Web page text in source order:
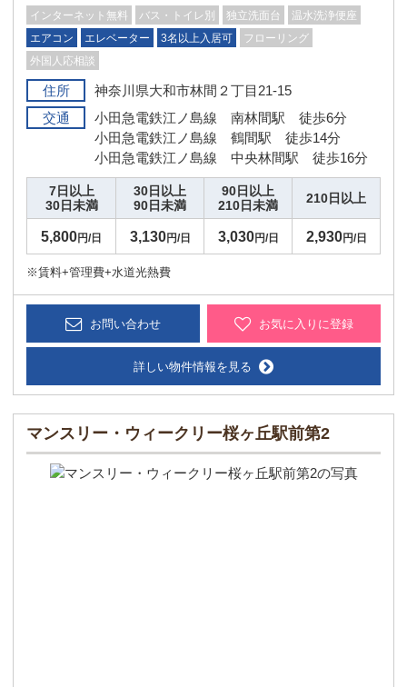
インターネット無料 バス・トイレ別 独立洗面台
温水洗浄便座
エアコン
エレベーター 3名以上入居可
フローリング
外国人応相談
住所
神奈川県大和市林間２丁目21-15
交通
小田急電鉄江ノ島線 南林間駅 徒歩6分
小田急電鉄江ノ島線 鶴間駅 徒歩14分
小田急電鉄江ノ島線 中央林間駅 徒歩16分
7日以上
30日未満
30日以上
90日未満
90日以上
210日未満
210日以上
5,800円/日 3,130円/日 3,030円/日 2,930円/日
※賃料+管理費+水道光熱費
お問い合わせ お気に入りに登録
詳しい物件情報を見る
マンスリー・ウィークリー桜ヶ丘駅前第2